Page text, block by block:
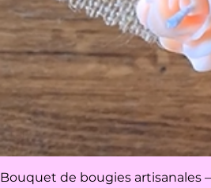
Bouquet de bougies artisanales